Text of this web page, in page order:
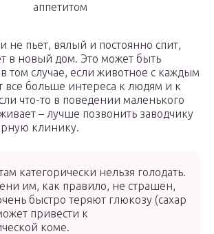
аппетитом
не пьет, вялый и постоянно спит,
в новый дом. Это может быть
том случае, если животное с каждым
все больше интереса к людям и к
что-то в поведении маленького
– лучше позвонить заводчику
клинику.
категорически нельзя голодать.
им, как правило, не страшен,
быстро теряют глюкозу (сахар
привести к
коме.